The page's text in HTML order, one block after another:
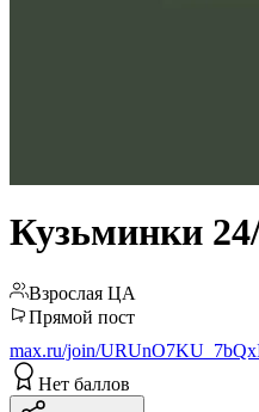
Кузьминки
Взрослая ЦА
Прямой пост
max.ru/join/
Нет баллов